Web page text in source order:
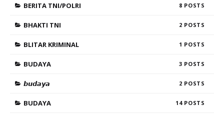
BERITA TNI/POLRI 8
BHAKTI TNI 2
BLITAR KRIMINAL 1
BUDAYA 3
𝙗𝙪𝙙𝙖𝙮𝙖 2
BUDAYA 14